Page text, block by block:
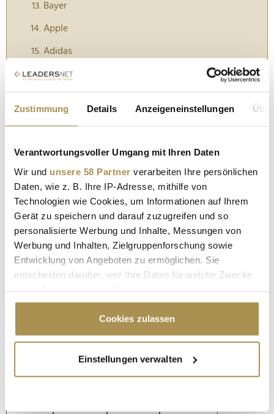
Zustimmung Details Anzeigeneinstellungen
Verantwortungsvoller Umgang mit Ihren Daten
Wir und unsere 58 Partner verarbeiten Ihre persönlichen
Daten, wie z. B. Ihre IP-Adresse, mithilfe von
Technologien wie Cookies, um Informationen auf Ihrem
Gerät zu speichern und darauf zuzugreifen und so
personalisierte Werbung und Inhalte, Messungen von
Werbung und Inhalten, Zielgruppenforschung sowie
Entwicklung von Angeboten zu ermöglichen. Sie
entscheiden darüber, wer Ihre Daten für welche Zwecke
Cookie-Erklärung oder durch Klicken auf das Privacy
Trigger Symbol ändern oder widerrufen
Informationen über Ihre geografische Lage
erfassen, welche bis auf einige Meter genau sein
Cookies zulassen
Einstellungen verwalten
Bayer
Apple
Adidas
Deutsche Bahn
Bundeswehr
DLR
Volkswagen
dm
Aldi Süd
Quelle: Trendence Institut im manager magazin
BMW GOOGLE AUDI PORSCHE